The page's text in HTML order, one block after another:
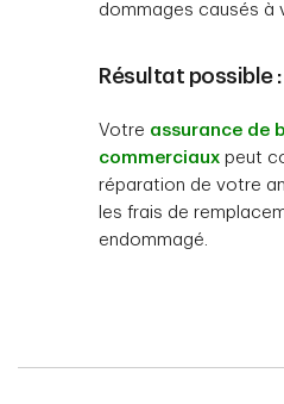
dommages causés à
Résultat possible :
Votre assurance de
commerciaux peut
réparation de votre
les frais de
endommagé.